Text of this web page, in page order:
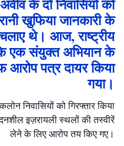
के दो निवासियों को
खुफिया जानकारी के
थे। आज, राष्ट्रीय
एक संयुक्त अभियान के
पत्र दायर किया
गया।
निवासियों को गिरफ्तार किया
इज़रायली स्थलों की तस्वीरें
लेने के लिए आरोप तय किए गए।